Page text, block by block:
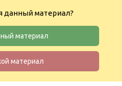
данный материал?
материал
материал